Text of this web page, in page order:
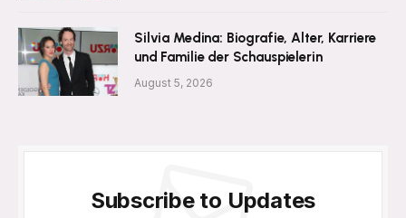
Silvia Medina: Biografie, Alter, Karriere
und Familie der Schauspielerin
August 5, 2026
Subscribe to Updates